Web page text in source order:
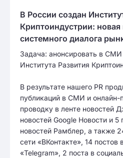
В России создан
Криптоиндустрии:
системного диалога
Задача: анонсировать в СМИ
Института Развития
В результате нашего PR
публикаций в СМИ и онлайн-
проводку в ленте новостей
новостей Google Новости и 5
новостей Рамблер, а также
сети «ВКонтакте», 14 постов
«Telegram», 2 поста в